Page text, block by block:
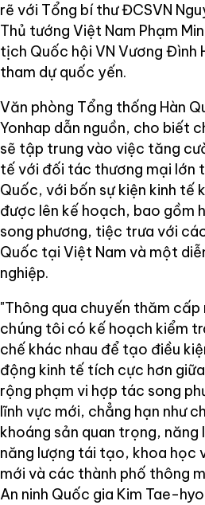
rẽ với Tổng bí thư ĐCSVN
Thủ tướng Việt Nam Phạm
tịch Quốc hội VN Vương Đình
tham dự quốc yến.
Văn phòng Tổng thống Hàn
Yonhap dẫn nguồn, cho biết
sẽ tập trung vào việc tăng
tế với đối tác thương mại lớn
Quốc, với bốn sự kiện kinh tế
được lên kế hoạch, bao gồm
song phương, tiệc trưa với
Quốc tại Việt Nam và một
nghiệp.
"Thông qua chuyến thăm cấp
chúng tôi có kế hoạch kiểm
chế khác nhau để tạo điều
động kinh tế tích cực hơn
rộng phạm vi hợp tác song
lĩnh vực mới, chẳng hạn như
khoáng sản quan trọng, năng
năng lượng tái tạo, khoa học
mới và các thành phố thông
An ninh Quốc gia Kim Tae-